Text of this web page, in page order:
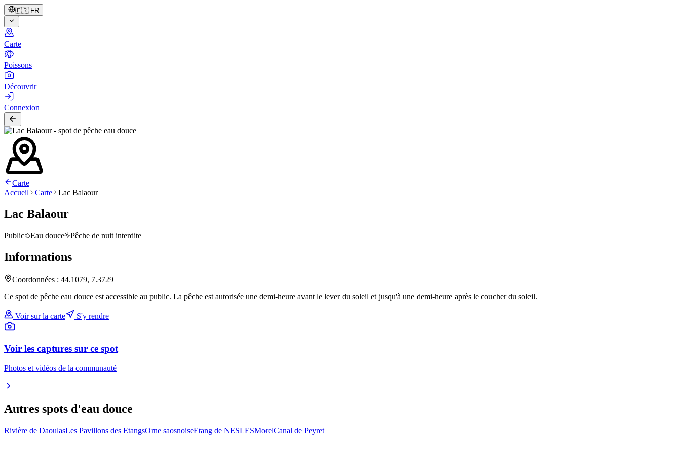
🇫🇷 FR
Carte
Poissons
Découvrir
Connexion
Carte
Accueil
Carte Lac Balaour
Lac Balaour
Public Eau douce Pêche de nuit interdite
Informations
Coordonnées : 44.1079, 7.3729
Ce spot de pêche eau douce est accessible au public. La pêche est autorisée une demi-heure avant le lever du soleil et jusqu'à une demi-heure après le coucher du soleil.
Voir sur la carte S'y rendre
Voir les captures sur ce spot
Photos et vidéos de la communauté
Autres spots d'eau douce
Rivière de DaoulasLes Pavillons des EtangsOrne saosnoiseEtang de NESLESMorelCanal de Peyret